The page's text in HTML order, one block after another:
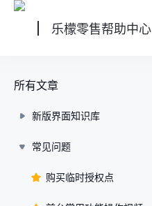
乐檬零售帮助中心
所有文章
新版界面知识库
常见问题
购买临时授权点